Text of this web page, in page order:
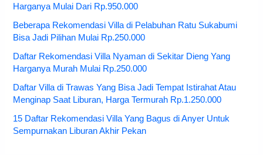
Harganya Mulai Dari Rp.950.000
Beberapa Rekomendasi Villa di Pelabuhan Ratu Sukabumi
Bisa Jadi Pilihan Mulai Rp.250.000
Daftar Rekomendasi Villa Nyaman di Sekitar Dieng Yang
Harganya Murah Mulai Rp.250.000
Daftar Villa di Trawas Yang Bisa Jadi Tempat Istirahat Atau
Menginap Saat Liburan, Harga Termurah Rp.1.250.000
15 Daftar Rekomendasi Villa Yang Bagus di Anyer Untuk
Sempurnakan Liburan Akhir Pekan